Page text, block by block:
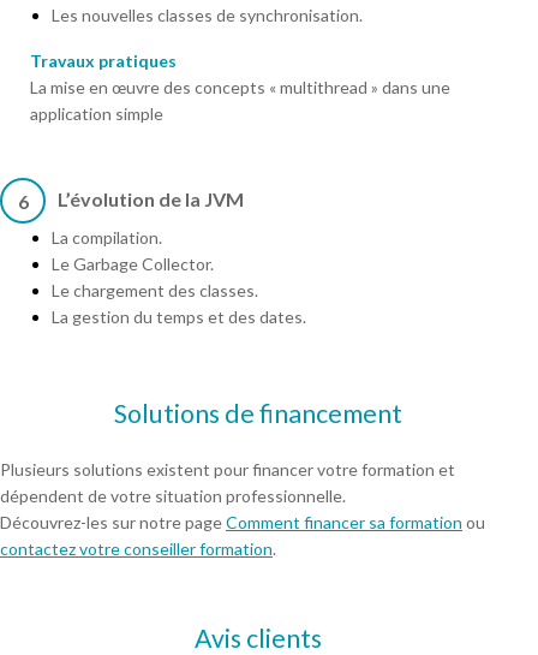
Les nouvelles classes de synchronisation.
Travaux pratiques
La mise en œuvre des concepts « multithread » dans une
application simple
6 L’évolution de la JVM
La compilation.
Le Garbage Collector.
Le chargement des classes.
La gestion du temps et des dates.
Solutions de financement
Plusieurs solutions existent pour financer votre formation et
dépendent de votre situation professionnelle.
Découvrez-les sur notre pageComment financer sa formation ou
contactez votre conseiller formation.
Avis clients